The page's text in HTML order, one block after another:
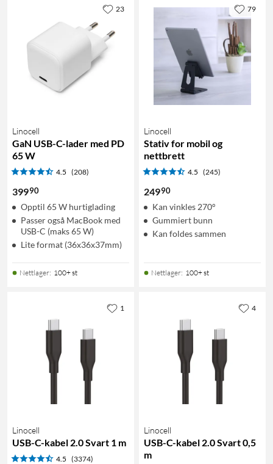
Linocell
GaN USB-C-lader med PD
65 W
4.5 (208)
39990
Opptil 65 W hurtiglading
Passer også MacBook med
USB-C (maks 65 W)
Lite format (36x36x37mm)
Nettlager: 100+ st
23
Linocell
Stativ for mobil og
nettbrett
4.5 (245)
24990
Kan vinkles 270°
Gummiert bunn
Kan foldes sammen
Nettlager: 100+ st
79
Linocell
USB-C-kabel 2.0 Svart 1 m
4.5 (3374)
1
Linocell
USB-C-kabel 2.0 Svart 0,5
m
4